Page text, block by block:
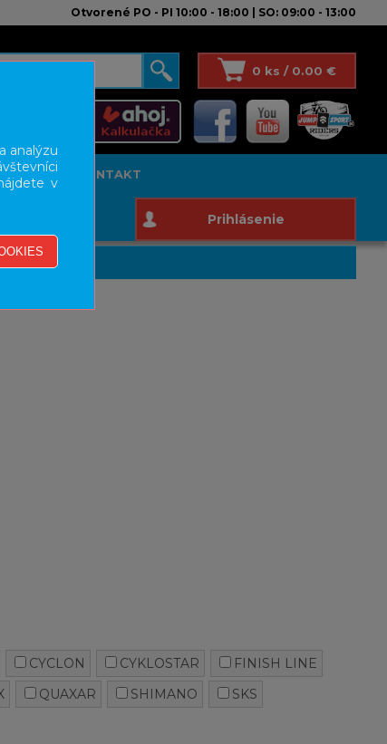
Otvorené PO - PI 10:00 - 18:00 | SO: 09:00 - 13:00
0 ks / 0.00 €
KONTAKT
Prihlásenie
CYCLON CYKLOSTAR
FINISH LINE
QUAXAR SHIMANO
SKS
analýzu
v